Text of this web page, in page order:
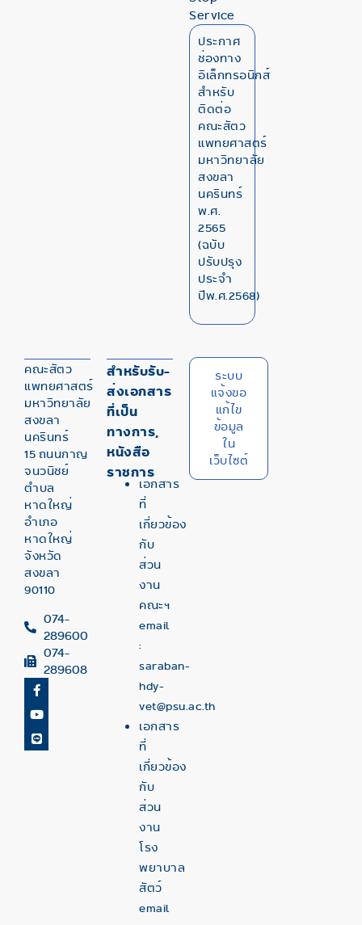
Service
ประกาศ
ช่องทาง
อิเล็กทรอนิกส์
สำหรับ
ติดต่อ
คณะสัตว
แพทยศาสตร์
มหาวิทยาลัย
สงขลา
นครินทร์
พ.ศ.
2565
(ฉบับ
ปรับปรุง
ประจำ
ปีพ.ศ.2568)
คณะสัตว
แพทยศาสตร์
มหาวิทยาลัย
สงขลา
นครินทร์
15 ถนนกาญ
จนวนิชย์
ตำบล
หาดใหญ่
อำเภอ
หาดใหญ่
จังหวัด
สงขลา
90110
074-
289600
074-
289608
สำหรับรับ-
ส่งเอกสาร
ที่เป็น
ทางการ,
หนังสือ
ราชการ
เอกสาร
ที่
เกี่ยวข้อง
กับ
ส่วน
งาน
คณะฯ
email
:
saraban-
hdy-
vet@psu.ac.th
เอกสาร
ที่
เกี่ยวข้อง
กับ
ส่วน
งาน
โรง
พยาบาล
สัตว์
email
ระบบ
แจ้งขอ
แก้ไข
ข้อมูล
ใน
เว็บไซต์